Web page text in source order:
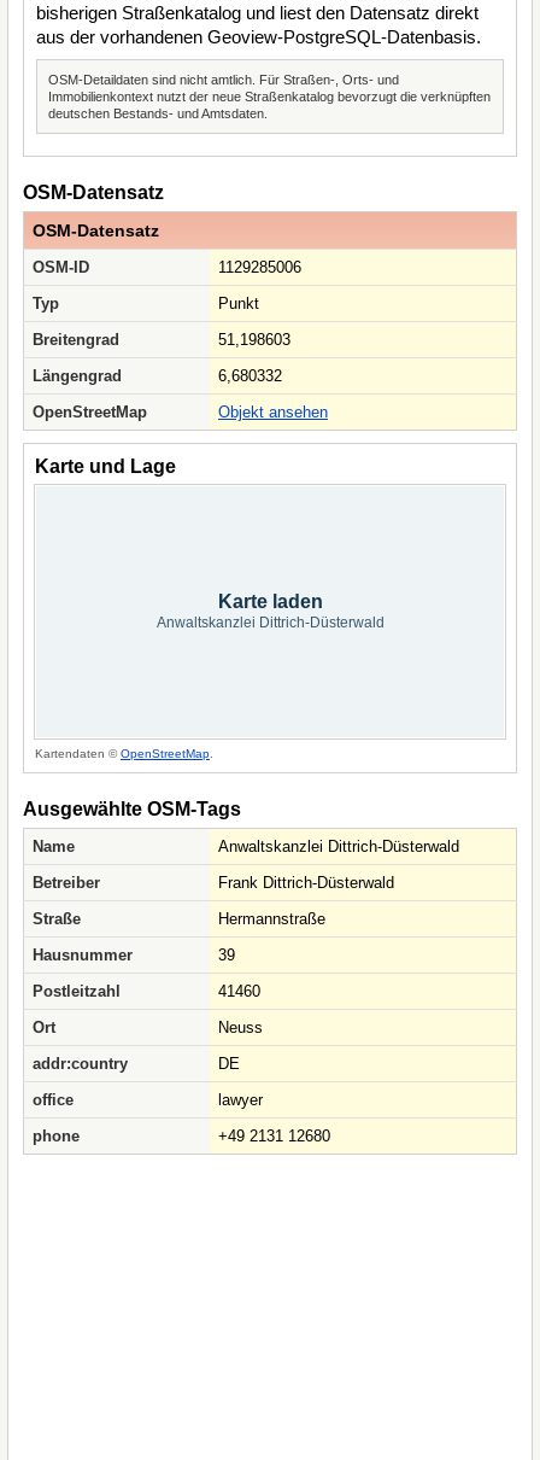
bisherigen Straßenkatalog und liest den Datensatz direkt
aus der vorhandenen Geoview-PostgreSQL-Datenbasis.
OSM-Detaildaten sind nicht amtlich. Für Straßen-, Orts- und
Immobilienkontext nutzt der neue Straßenkatalog bevorzugt die verknüpften
deutschen Bestands- und Amtsdaten.
OSM-Datensatz
OSM-Datensatz
OSM-ID
1129285006
Typ
Punkt
Breitengrad
51,198603
Längengrad
6,680332
OpenStreetMap
Objekt ansehen
Karte und Lage
Karte laden
Anwaltskanzlei Dittrich-Düsterwald
Kartendaten ©OpenStreetMap
Ausgewählte OSM-Tags
Name
Anwaltskanzlei Dittrich-Düsterwald
Betreiber
Frank Dittrich-Düsterwald
Straße
Hermannstraße
Hausnummer
39
Postleitzahl
41460
Ort
Neuss
addr:country
DE
office
lawyer
phone
+49 2131 12680